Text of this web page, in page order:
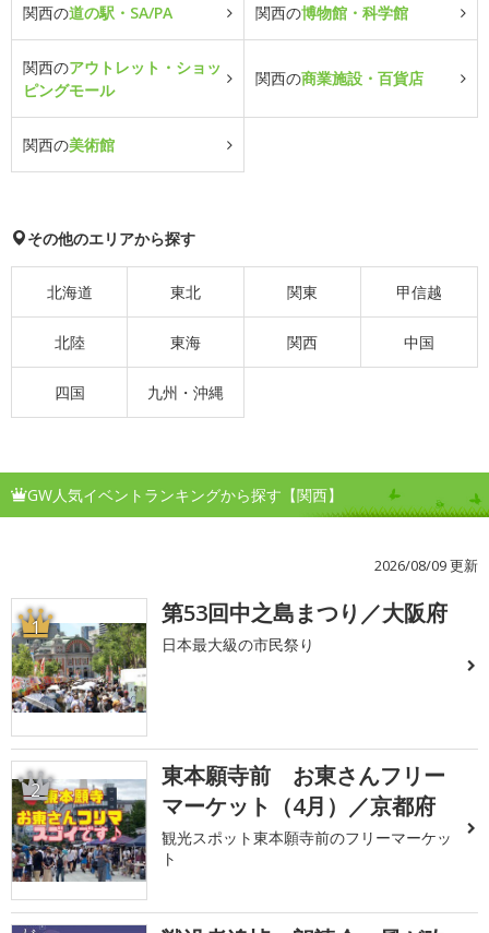
関西の道の駅・SA/PA 関西の博物館・科学館
関西のアウトレット・ショッ
ピングモール
関西の商業施設・百貨店
関西の美術館
その他のエリアから探す
北海道 東北 関東 甲信越
北陸 東海 関西 中国
四国 九州・沖縄
GW人気イベントランキングから探す【関西】
2026/08/09 更新
1 第53回中之島まつり／大阪府
日本最大級の市民祭り
2
東本願寺前 お東さんフリー
マーケット（4月）／京都府
観光スポット東本願寺前のフリーマーケッ
ト